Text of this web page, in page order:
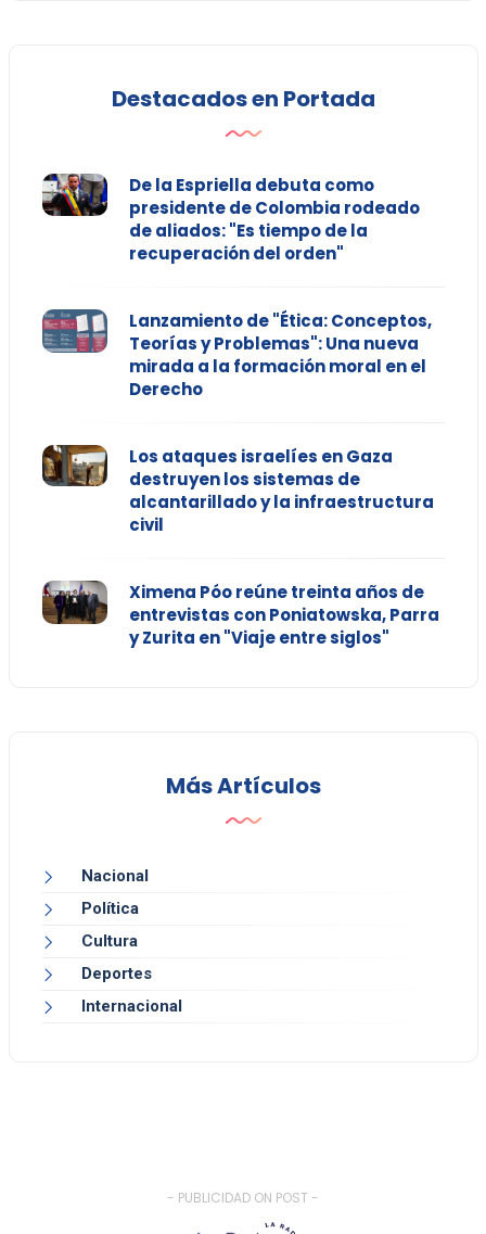
Destacados en Portada
De la Espriella debuta como
presidente de Colombia rodeado
de aliados: "Es tiempo de la
recuperación del orden"
Lanzamiento de "Ética: Conceptos,
Teorías y Problemas": Una nueva
mirada a la formación moral en el
Derecho
Los ataques israelíes en Gaza
destruyen los sistemas de
alcantarillado y la infraestructura
civil
Ximena Póo reúne treinta años de
entrevistas con Poniatowska, Parra
y Zurita en "Viaje entre siglos"
Más Artículos
Nacional
Política
Cultura
Deportes
Internacional
- PUBLICIDAD ON POST -